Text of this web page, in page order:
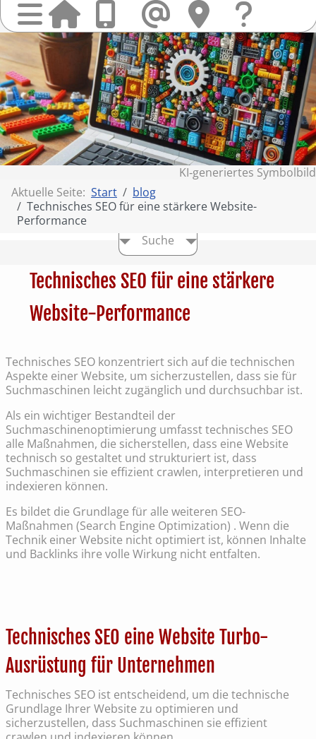
Anrufen
Mail
finden
Sie
uns
&
KI‑generiertes Symbolbild
Aktuelle Seite: Start
blog
Technisches SEO für eine stärkere Website-
Performance
Suche
Technisches SEO für eine stärkere
Website-Performance
Technisches SEO konzentriert sich auf die technischen
Aspekte einer Website, um sicherzustellen, dass sie für
Suchmaschinen leicht zugänglich und durchsuchbar ist.
Als ein wichtiger Bestandteil der
Suchmaschinenoptimierung umfasst technisches SEO
alle Maßnahmen, die sicherstellen, dass eine Website
technisch so gestaltet und strukturiert ist, dass
Suchmaschinen sie effizient crawlen, interpretieren und
indexieren können.
Es bildet die Grundlage für alle weiteren SEO-
Maßnahmen (Search Engine Optimization) . Wenn die
Technik einer Website nicht optimiert ist, können Inhalte
und Backlinks ihre volle Wirkung nicht entfalten.
Technisches SEO eine Website Turbo-
Ausrüstung für Unternehmen
Technisches SEO ist entscheidend, um die technische
Grundlage Ihrer Website zu optimieren und
sicherzustellen, dass Suchmaschinen sie effizient